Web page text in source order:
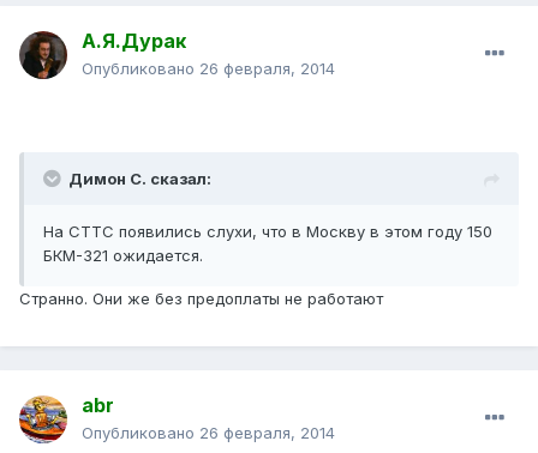
А.Я.Дурак
Опубликовано 26 февраля, 2014
Димон С. сказал:
На СТТС появились слухи, что в Москву в этом году 150
БКМ-321 ожидается.
Странно. Они же без предоплаты не работают
abr
Опубликовано 26 февраля, 2014